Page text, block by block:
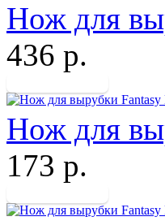
Нож для
436 р.
Нож для
173 р.